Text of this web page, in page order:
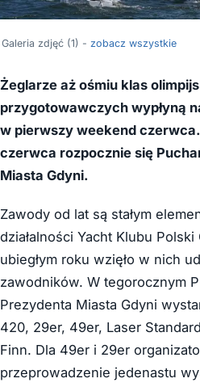
Galeria zdjęć (1) - zobacz wszystkie
Żeglarze aż ośmiu klas
przygotowawczych wypłyną
w pierwszy weekend
czerwca rozpocznie się
Miasta Gdyni.
Zawody od lat są stałym
działalności Yacht Klubu Polski
ubiegłym roku wzięło w nich
zawodników. W tegorocznym
Prezydenta Miasta Gdyni
420, 29er, 49er, Laser
Finn. Dla 49er i 29er
przeprowadzenie jedenastu